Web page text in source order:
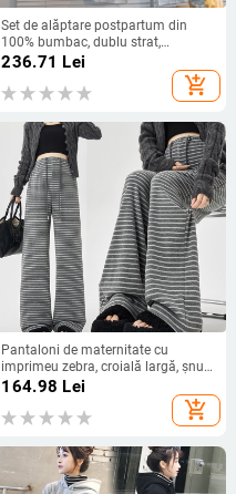
Set de alăptare postpartum din
100% bumbac, dublu strat,
deschidere pentru alăptare, mâneci
absorbant
236.71 Lei
add_shopping_cart
Pantaloni de maternitate cu
imprimeu zebra, croială largă, șnur
reglabil, poliester respirabil, croială
164.98 Lei
add_shopping_cart